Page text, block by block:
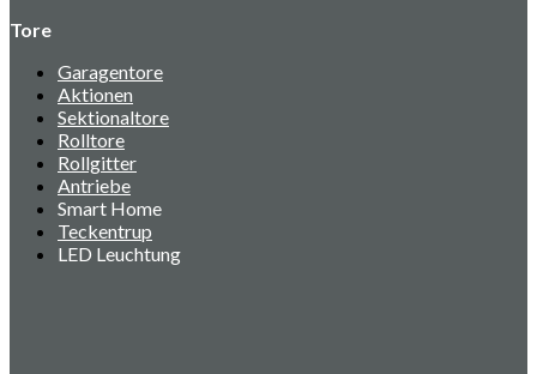
Tore
Garagentore
Aktionen
Sektionaltore
Rolltore
Rollgitter
Antriebe
Smart Home
Teckentrup
LED Leuchtung